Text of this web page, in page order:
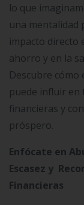
lo que
una mentalidad
impacto directo
ahorro y en la
Descubre cómo
puede influir en
financieras y
próspero.
Enfócate en
Escasez y
Financieras